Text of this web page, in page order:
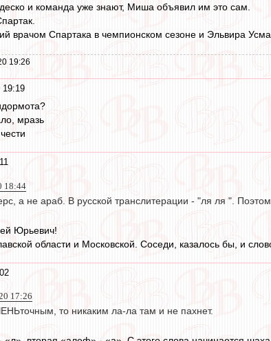
и команда уже знают, Миша объявил им это сам.
врачом Спартака в чемпионском сезоне и Эльвира
19:26
мразь
18:44
а не араб. В русской транслитерации - "ля ля ".
Юрьевич!
области и Московской. Соседи, казалось бы, и
17:26
то никаким ла-ла там и не пахнет.